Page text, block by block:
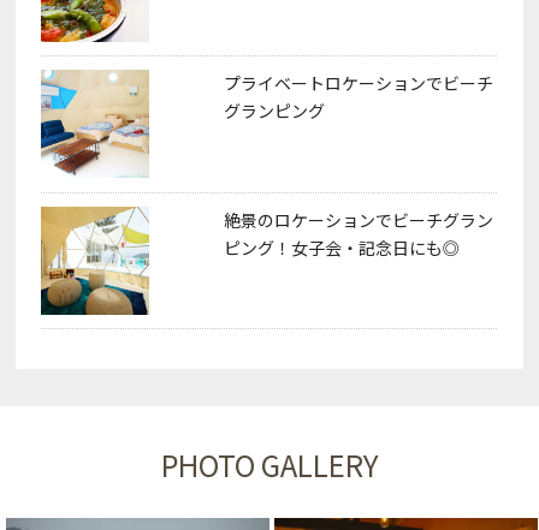
プライベートロケーションでビーチ
グランピング
絶景のロケーションでビーチグラン
ピング！女子会・記念日にも◎
PHOTO GALLERY